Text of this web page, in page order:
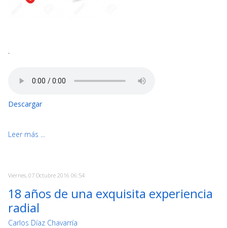
-
Descargar
Leer más ...
Viernes, 07 Octubre 2016 06:54
18 años de una exquisita experiencia
radial
Carlos Díaz Chavarría